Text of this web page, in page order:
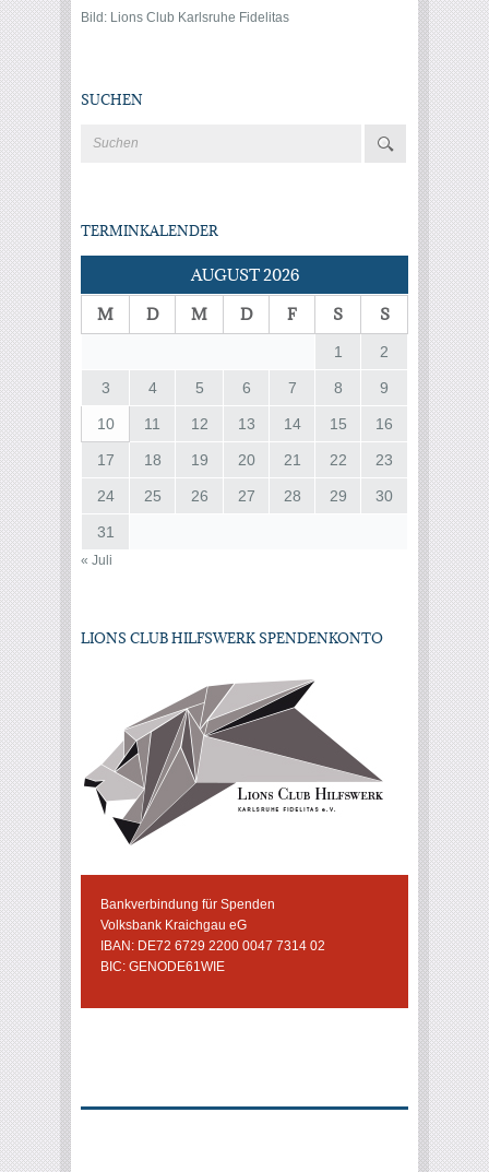
Bild: Lions Club Karlsruhe Fidelitas
SUCHEN
TERMINKALENDER
AUGUST 2026
M
D M D F S S
1 2
3 4 5 6 7 8 9
10 11 12 13 14 15 16
17 18 19 20 21 22 23
24 25 26 27 28 29 30
31
« Juli
LIONS CLUB HILFSWERK SPENDENKONTO
Bankverbindung für Spenden
Volksbank Kraichgau eG
IBAN: DE72 6729 2200 0047 7314 02
BIC: GENODE61WIE